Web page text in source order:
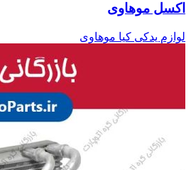
اکسل موهاوی
لوازم یدکی کیا موهاوی